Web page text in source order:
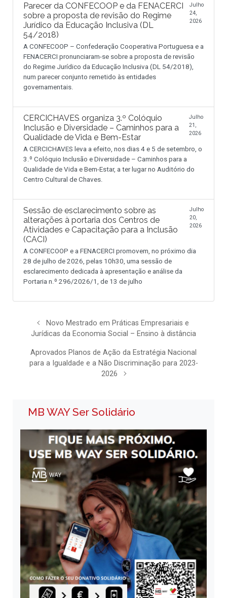
Parecer da CONFECOOP e da FENACERCI
sobre a proposta de revisão do Regime
Jurídico da Educação Inclusiva (DL
54/2018)
Julho
24,
2026
A CONFECOOP – Confederação Cooperativa Portuguesa e a
FENACERCI pronunciaram-se sobre a proposta de revisão
do Regime Jurídico da Educação Inclusiva (DL 54/2018),
num parecer conjunto remetido às entidades
governamentais.
CERCICHAVES organiza 3.º Colóquio
Inclusão e Diversidade – Caminhos para a
Qualidade de Vida e Bem-Estar
Julho
21,
2026
A CERCICHAVES leva a efeito, nos dias 4 e 5 de setembro, o
3.º Colóquio Inclusão e Diversidade – Caminhos para a
Qualidade de Vida e Bem-Estar, a ter lugar no Auditório do
Centro Cultural de Chaves.
Sessão de esclarecimento sobre as
alterações à portaria dos Centros de
Atividades e Capacitação para a Inclusão
(CACI)
Julho
20,
2026
A CONFECOOP e a FENACERCI promovem, no próximo dia
28 de julho de 2026, pelas 10h30, uma sessão de
esclarecimento dedicada à apresentação e análise da
Portaria n.º 296/2026/1, de 13 de julho
Novo Mestrado em Práticas Empresariais e
Jurídicas da Economia Social – Ensino à distância
Aprovados Planos de Ação da Estratégia Nacional
para a Igualdade e a Não Discriminação para 2023-
2026
MB WAY Ser Solidário